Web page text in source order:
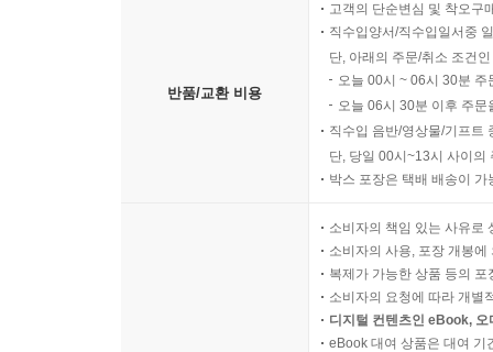
반품/교환 비용
고객의 단순변심 및 착오구
직수입양서/직수입일서중
단, 아래의 주문/취소 조건
오늘 00시 ~ 06시 30분
오늘 06시 30분 이후 주
직수입 음반/영상물/기프트
단, 당일 00시~13시 사이의
박스 포장은 택배 배송이
소비자의 책임 있는 사유로
소비자의 사용, 포장 개봉
복제가 가능한 상품 등의
소비자의 요청에 따라 개별
디지털 컨텐츠인 eBook,
eBook 대여 상품은 대여 기